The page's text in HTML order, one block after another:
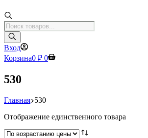
Поиск
товаров
Вход
Корзина0 ₽ 0
530
Главная 530
Отображение единственного товара